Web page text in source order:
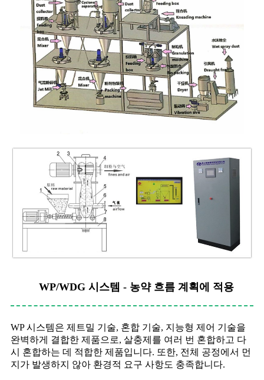
WP/WDG 시스템 - 농약 흐름 계획에 적용
WP 시스템은 제트밀 기술, 혼합 기술, 지능형 제어 기술을
완벽하게 결합한 제품으로, 살충제를 여러 번 혼합하고 다
시 혼합하는 데 적합한 제품입니다. 또한, 전체 공정에서 먼
지가 발생하지 않아 환경적 요구 사항도 충족합니다.